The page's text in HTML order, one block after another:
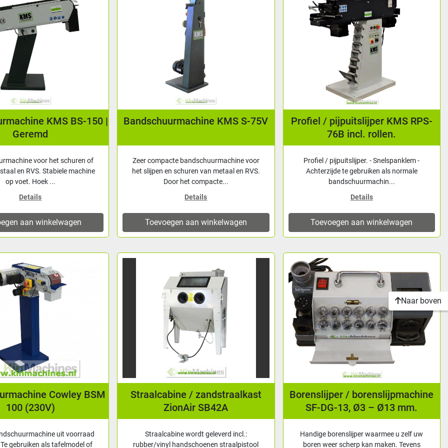
KMS BS-150 |
Geremd
voor het schuren of
en RVS. Stabiele machine
op voet. Hoek ...
Details
aan winkelwagen
Bandschuurmachine KMS S-75V
Zeer compacte bandschuurmachine voor
het slijpen en schuren van metaal en RVS.
Door het compacte...
Details
Toevoegen aan winkelwagen
Profiel / pijpuitslijper KMS RPS-
76B incl. rollen.
Profiel / pijpuitslijper. - Snelspanklem -
Achterzijde te gebruiken als normale
bandschuurmachin...
Details
Toevoegen aan winkelwagen
Cowley BSM
100 (230V)
uit voorraad
gebruiken als tafelmodel of
Straalcabine / zandstraalkast
ZionAir SB42A
Straalcabine wordt geleverd incl.:
rubber/vinyl handschoenen straalpistool
Borenslijper / borenslijpmachine
SF-DG-13, Ø3 – Ø13 mm.
Handige borenslijper waarmee u zelf uw
boren weer scherp kan maken. Tevens
Naar boven